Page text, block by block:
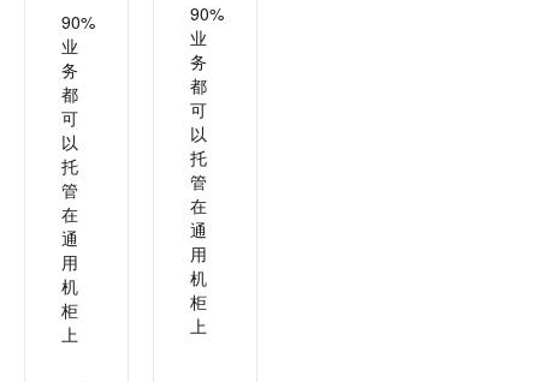
90%
业
务
都
可
以
托
管
在
通
用
机
柜
上
90%
业
务
都
可
以
托
管
在
通
用
机
柜
上